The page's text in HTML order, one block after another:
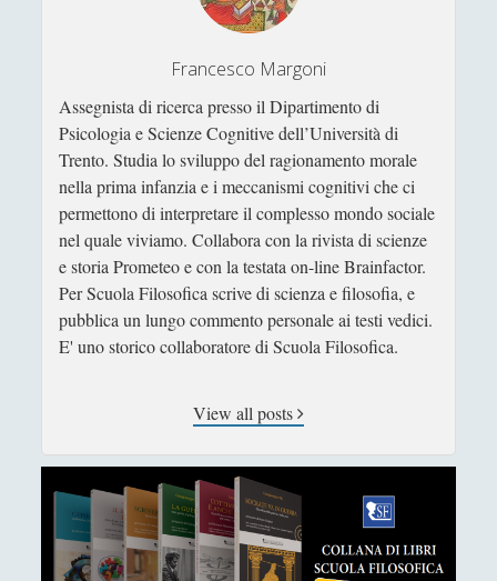
Tommaso" di Caravaggio
La tecnica dodecafonica e la querelle sul "Doctor
Faustus" di Thomas Mann
La trasparenza della plastica che sublima la
"macchia d'olio" sul potere
Paolo Villaggio come Filosofo della Postmodernità
Pedagogia Sociale – Integrazione di Giochi e
Interazione Sociale nel Processo di
Apprendimento
per rispecchiamento
Roland Barthes e la moda che atrofizza ogni
variazione di stile (dal sigillo del "gangster" al
nomignolo del ciclista)
Francesco Margoni
Assegnista di ricerca presso il Dipartimento di
Psicologia e Scienze Cognitive dell’Università di
Trento. Studia lo sviluppo del ragionamento morale
nella prima infanzia e i meccanismi cognitivi che ci
permettono di interpretare il complesso mondo sociale
nel quale viviamo. Collabora con la rivista di scienze
e storia Prometeo e con la testata on-line Brainfactor.
Per Scuola Filosofica scrive di scienza e filosofia, e
pubblica un lungo commento personale ai testi vedici.
E' uno storico collaboratore di Scuola Filosofica.
View all posts